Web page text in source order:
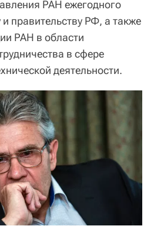
РАН ежегодного
правительству РФ, а также
РАН в области
в сфере
деятельности.